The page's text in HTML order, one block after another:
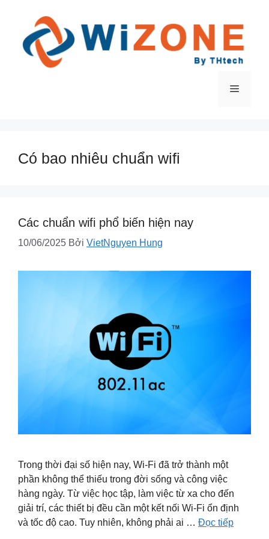
Menu
Có bao nhiêu chuẩn wifi
Các chuẩn wifi phổ biến hiện nay
10/06/2025 Bởi VietNguyen Hung
Trong thời đại số hiện nay, Wi-Fi đã trở thành một
phần không thể thiếu trong đời sống và công việc
hàng ngày. Từ việc học tập, làm việc từ xa cho đến
giải trí, các thiết bị đều cần một kết nối Wi-Fi ổn định
và tốc độ cao. Tuy nhiên, không phải ai … Đọc tiếp